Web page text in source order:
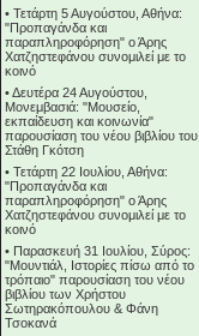
• Τετάρτη 5 Αυγούστου, Αθήνα:
"Προπαγάνδα και
παραπληροφόρηση" ο Άρης
Χατζηστεφάνου συνομιλεί με το
κοινό
•Δευτέρα 24 Αυγούστου,
Μονεμβασιά: "Μουσείο,
εκπαίδευση και κοινωνία"
παρουσίαση του νέου βιβλίου του
Στάθη Γκότση
• Τετάρτη 22 Ιουλίου, Αθήνα:
"Προπαγάνδα και
παραπληροφόρηση" ο Άρης
Χατζηστεφάνου συνομιλεί με το
κοινό
• Παρασκευή 31 Ιουλίου, Σύρος:
"Μουντιάλ, Ιστορίες πίσω από το
τρόπαιο" παρουσίαση του νέου
βιβλίου των Χρήστου
Σωτηρακόπουλου & Φάνη
Τσοκανά